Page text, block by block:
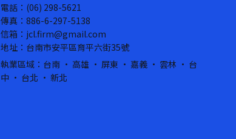
電話：(06) 298-5621
傳真：886-6-297-5138
信箱：jcl.firm@gmail.com
地址：台南市安平區育平六街35號
執業區域：台南 · 高雄 · 屏東 · 嘉義 · 雲林 · 台
中 · 台北 · 新北